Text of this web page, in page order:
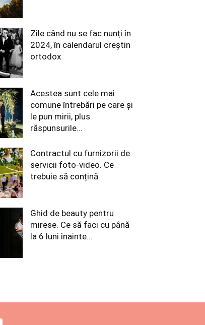
Zile când nu se fac nunți în
2024, în calendarul creștin
ortodox
Acestea sunt cele mai
comune întrebări pe care și
le pun mirii, plus
răspunsurile...
Contractul cu furnizorii de
servicii foto-video. Ce
trebuie să conțină
Ghid de beauty pentru
mirese. Ce să faci cu până
la 6 luni înainte...